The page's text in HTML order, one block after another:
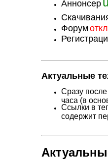
Аннонсер
Форум
Актуальные
Сразу после
часа (в
Ссылки в
содержит